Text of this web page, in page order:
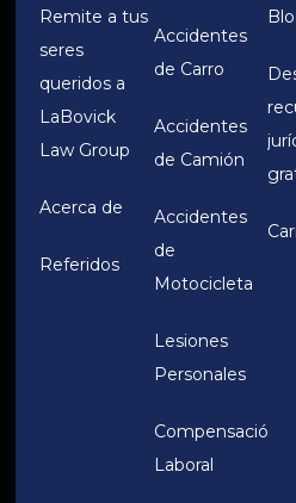
Remite a tus
seres
queridos a
LaBovick
Law Group
Acerca de
Referidos
Accidentes
de Carro
Accidentes
de Camión
Accidentes
de
Motocicleta
Lesiones
Personales
Compensación
Laboral